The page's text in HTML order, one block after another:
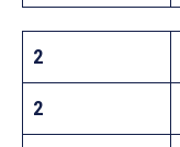
2
2